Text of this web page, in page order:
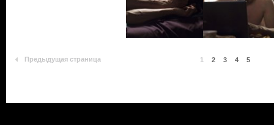
Предыдущая страница 1 2 3 4 5